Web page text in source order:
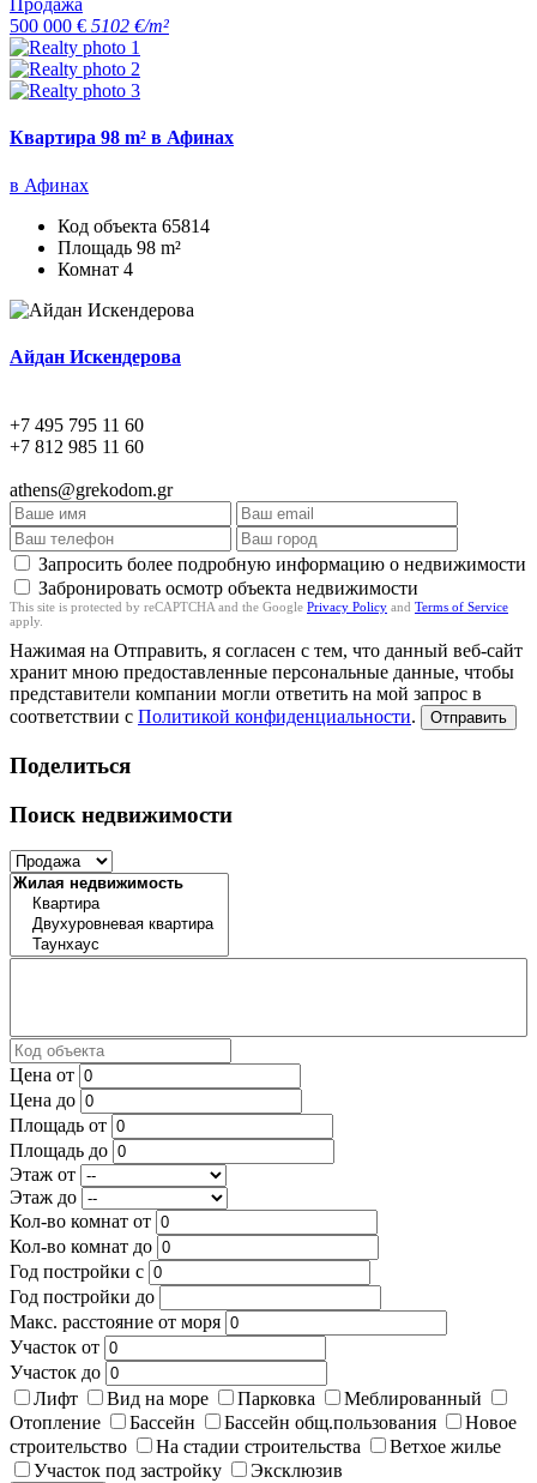
Продажа
500 000 € 5102 €/m²
Квартира 98 m² в Афинах
в Афинах
Код объекта 65814
Площадь 98 m²
Комнат 4
Айдан Искендерова
+7 495 795 11 60
+7 812 985 11 60
athens@grekodom.gr
Запросить более подробную информацию о недвижимости
Забронировать осмотр объекта недвижимости
This site is protected by reCAPTCHA and the Google Privacy Policy and Terms of Service
apply.
Нажимая на Отправить, я согласен с тем, что данный веб-сайт
хранит мною предоставленные персональные данные, чтобы
представители компании могли ответить на мой запрос в
соответствии с Политикой конфиденциальности. Отправить
Поделиться
Поиск недвижимости
Цена от
Цена до
Площадь от
Площадь до
Этаж от
Этаж до
Кол-во комнат от
Кол-во комнат до
Год постройки с
Год постройки до
Макс. расстояние от моря
Участок от
Участок до
Лифт
Вид на море Парковка
Меблированный
Отопление
Бассейн Бассейн общ.пользования
Новое
строительство
На стадии строительства
Ветхое жилье
Участок под застройку
Эксклюзив